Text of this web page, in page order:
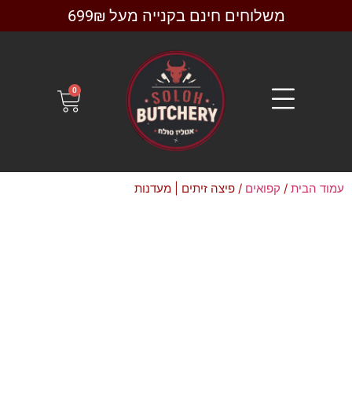
משלוחים חינם בקנייה מעל 699₪
0
עמוד הבית / קפואים / פיצה זיתים | מעדנות